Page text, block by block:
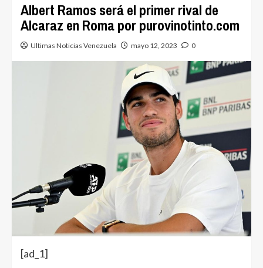
Albert Ramos será el primer rival de
Alcaraz en Roma por purovinotinto.com
Ultimas Noticias Venezuela mayo 12, 2023 0
[ad_1]